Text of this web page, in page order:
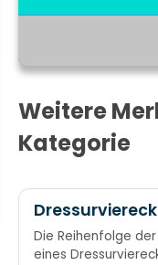
Weitere
Kategorie
Die Reihenfolge
eines